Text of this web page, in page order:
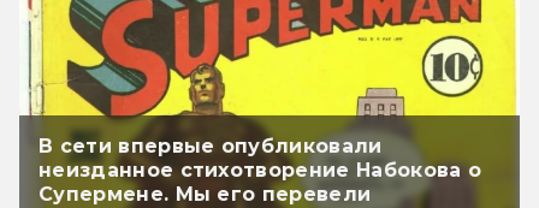
В сети впервые опубликовали
неизданное стихотворение Набокова о
Супермене. Мы его перевели